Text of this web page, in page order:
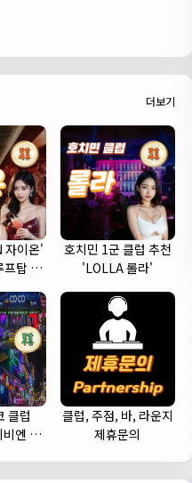
더보기
자이온'
프탑 스
호치민 1군 클럽 추천
'LOLLA 롤라'
클럽
비엔 여
클럽, 주점, 바, 라운지
제휴문의